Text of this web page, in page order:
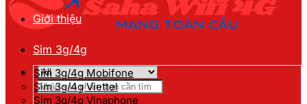
Tìm
kiếm:
Giới thiệu
Sim 3g/4g
Sim 3g/4g Mobifone
Sim 3g/4g Viettel
Sim 3g/4g Vinaphone